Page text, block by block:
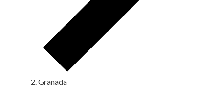
Granada